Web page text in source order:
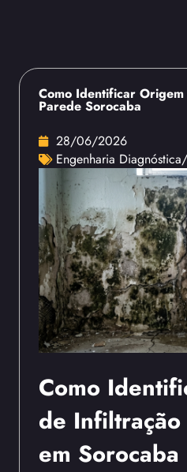
Como Identificar
Parede Sorocaba
28/06/2026
Engenharia
Como
de Infiltração
em Sorocaba